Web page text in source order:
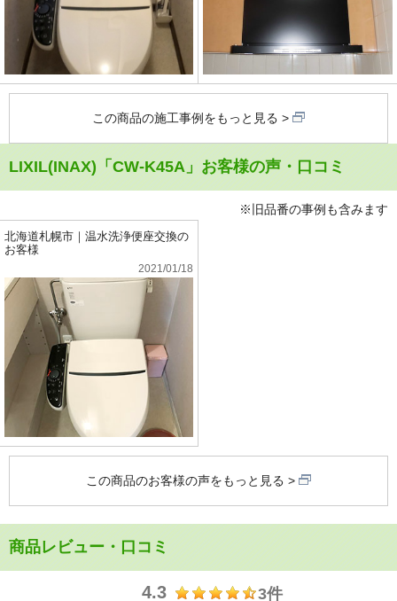
この商品の施工事例をもっと見る
LIXIL(INAX)「CW-K45A」お客様の声・口コミ
※旧品番の事例も含みます
北海道札幌市｜温水洗浄便座交換の
お客様
2021/01/18
この商品のお客様の声をもっと見る
商品レビュー・口コミ
4.3 3件